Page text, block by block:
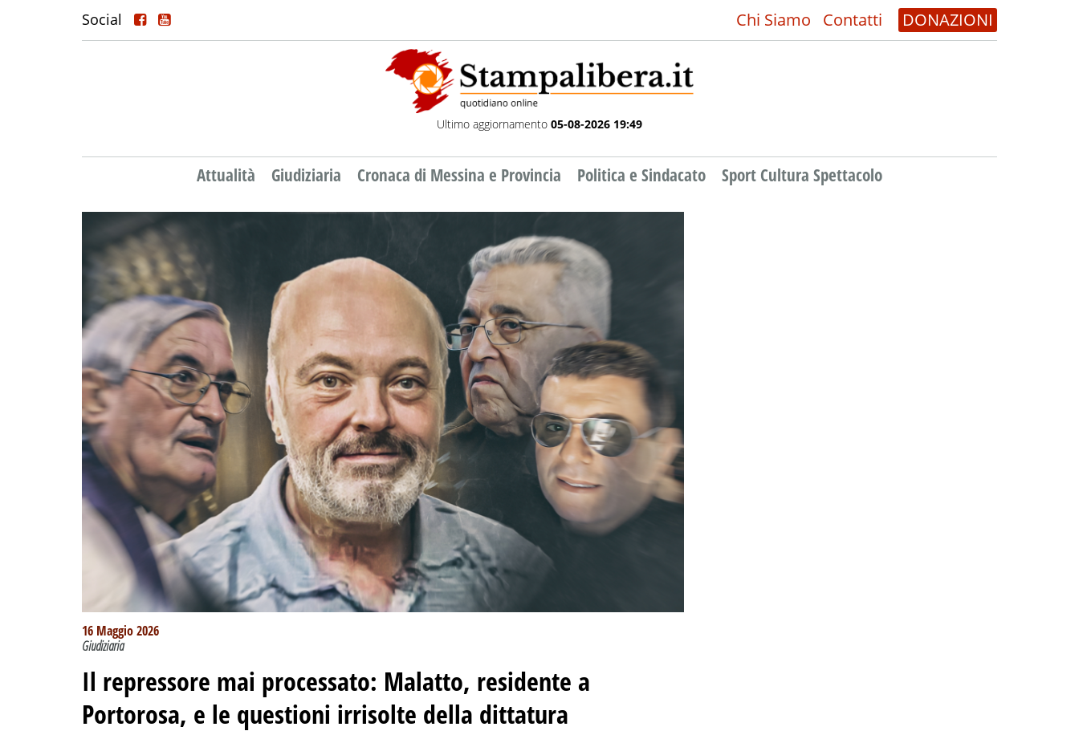
Social Chi Siamo Contatti DONAZIONI
Ultimo aggiornamento 05-08-2026 19:49
Attualità Giudiziaria Cronaca di Messina e Provincia Politica e Sindacato Sport Cultura Spettacolo
16 Maggio 2026
Giudiziaria
Il repressore mai processato: Malatto, residente a
Portorosa, e le questioni irrisolte della dittatura